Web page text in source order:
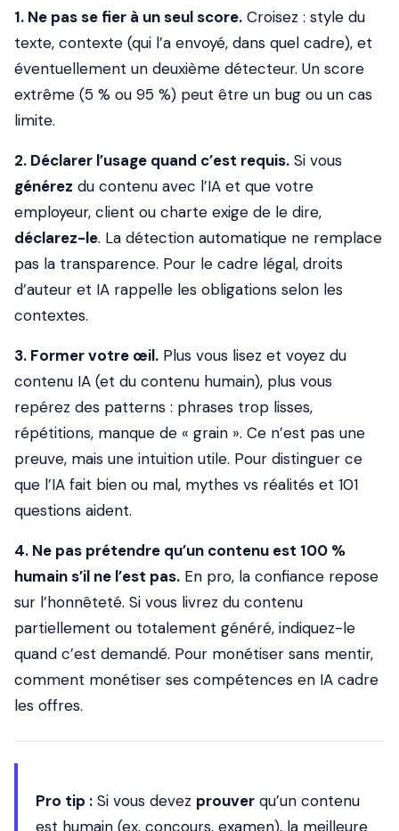
1. Ne pas se fier à un seul score. Croisez : style du
texte, contexte (qui l’a envoyé, dans quel cadre), et
éventuellement un deuxième détecteur. Un score
extrême (5 % ou 95 %) peut être un bug ou un cas
limite.
2. Déclarer l’usage quand c’est requis. Si vous
générez du contenu avec l’IA et que votre
employeur, client ou charte exige de le dire,
déclarez-le. La détection automatique ne remplace
pas la transparence. Pour le cadre légal, droits
d’auteur et IA rappelle les obligations selon les
contextes.
3. Former votre œil. Plus vous lisez et voyez du
contenu IA (et du contenu humain), plus vous
repérez des patterns : phrases trop lisses,
répétitions, manque de « grain ». Ce n’est pas une
preuve, mais une intuition utile. Pour distinguer ce
que l’IA fait bien ou mal, mythes vs réalités et 101
questions aident.
4. Ne pas prétendre qu’un contenu est 100 %
humain s’il ne l’est pas. En pro, la confiance repose
sur l’honnêteté. Si vous livrez du contenu
partiellement ou totalement généré, indiquez-le
quand c’est demandé. Pour monétiser sans mentir,
comment monétiser ses compétences en IA cadre
les offres.
Pro tip : Si vous devez prouver qu’un contenu
est humain (ex. concours, examen), la meilleure